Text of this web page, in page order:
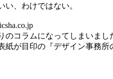
い、わけではない。
のコラムになってしまいま
紙が目印の『デザイン事務